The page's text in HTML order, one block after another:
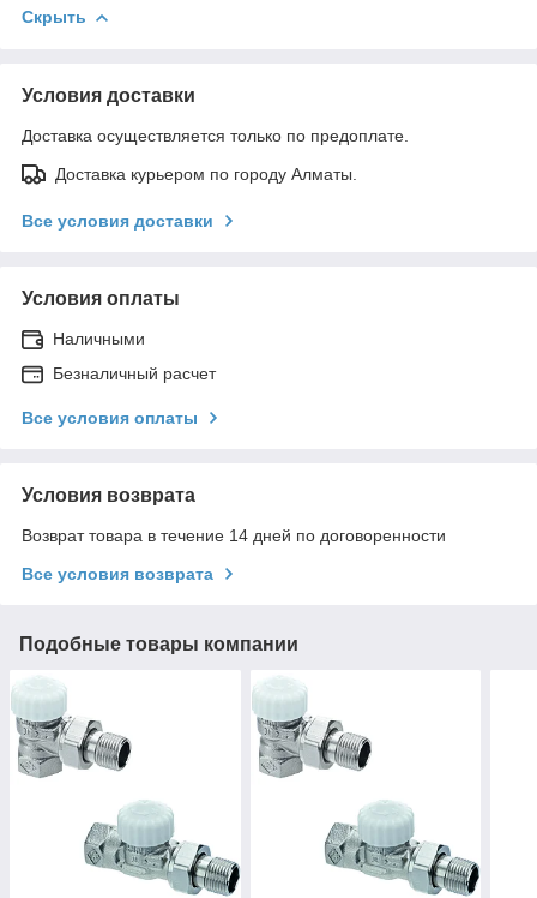
Скрыть
Условия доставки
Доставка осуществляется только по предоплате.
Доставка курьером по городу Алматы.
Все условия доставки
Условия оплаты
Наличными
Безналичный расчет
Все условия оплаты
Условия возврата
Возврат товара в течение 14 дней по договоренности
Все условия возврата
Подобные товары компании